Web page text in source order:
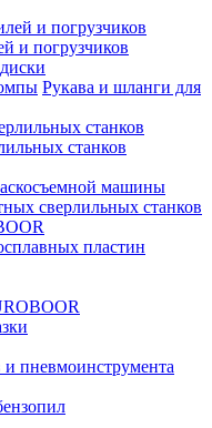
и погрузчиков
Рукава и шланги для
станков
машины
сверлильных станков
пластин
пневмоинструмента